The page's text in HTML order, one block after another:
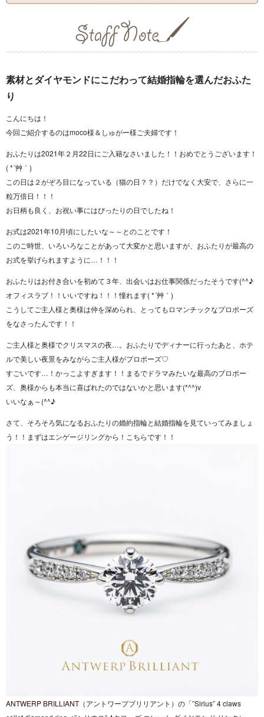
素材とダイヤモンドにこだわって結婚指輪を選んだおふた
り
こんにちは！
今回ご紹介するのはmoco様＆しゅがー様ご夫婦です！
おふたりは2021年２月22日にご入籍なさいました！！おめでとうございます！
( *´艸｀)
この日は２がぞろ目になっている（猫の日？？）だけでなく大安で、さらに一
粒万倍日！！！
お日柄も良く、お祝い事にはぴったりの日でしたね！
お式は2021年10月頃にしたいな～～とのことです！
このご時世、いろいろなことがあって大変かと思いますが、おふたりが最高の
お式を挙げられますように…！！！
おふたりはお付き合いを初めて３年、出会いはお仕事関係だったそうです(^^♪
オフィスラブ！！いいですね！！！憧れます( *´艸｀)
こうしてご主人様と奥様は仲を深められ、とってもロマンチックなプロポーズ
をなさったんです！！
ご主人様と奥様でクリスマスの夜…。おふたりでディナーに行ったあと、ホテ
ルで美しい夜景をみながらご主人様がプロポーズ♡
すごいです…！かっこよすぎます！！まるでドラマみたいな最高のプロポー
ズ、奥様からも本当に喜ばれたのではないかと思います(*^^)v
いいなぁ～(^^♪
さて、そろそろ気になるおふたりの婚約指輪と結婚指輪を見ていってみましょ
う！！まずはエンゲージリングから！こちらです！！
ANTWERP BRILLIANT（アントワープブリリアント）の「”Sirius” 4 claws